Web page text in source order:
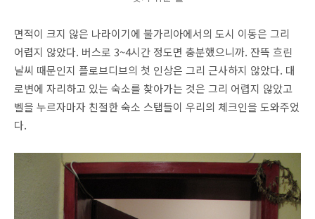
면적이 크지 않은 나라이기에 불가리아에서의 도시 이동은 그리
어렵지 않았다. 버스로 3~4시간 정도면 충분했으니까. 잔뜩 흐린
날씨 때문인지 플로브디브의 첫 인상은 그리 근사하지 않았다. 대
로변에 자리하고 있는 숙소를 찾아가는 것은 그리 어렵지 않았고
벨을 누르자마자 친절한 숙소 스탭들이 우리의 체크인을 도와주었
다.